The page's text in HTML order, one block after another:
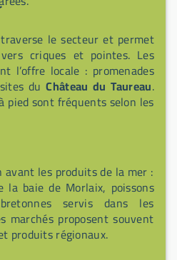
traverse le secteur et permet
criques et pointes. Les
l’offre locale : promenades
duChâteau du Taureau.
pied sont fréquents selon les
les produits de la mer :
la baie de Morlaix, poissons
servis dans les
marchés proposent souvent
produits régionaux.